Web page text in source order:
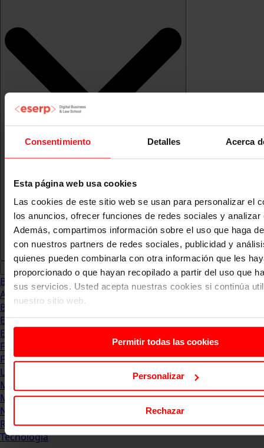
Consentimiento Detalles Acerca
Esta página web usa cookies
Las cookies de este sitio web se usan para personalizar el
los anuncios, ofrecer funciones de redes sociales y analizar
Además, compartimos información sobre el uso que haga
con nuestros partners de redes sociales, publicidad y
quienes pueden combinarla con otra información que les
proporcionado o que hayan recopilado a partir del uso que
sus servicios. Usted acepta nuestras cookies si continúa
nuestro sitio web.
Permitir todas las cookies
Personalizar
Rechazar
Blog
Abogacia
Business
Empleo & Emprendimiento
Empresas
Finanzas
Formación & Estudios
Luxury
Management
Marketing & Comunicación
Negocios
Recursos Humanos
Tecnología